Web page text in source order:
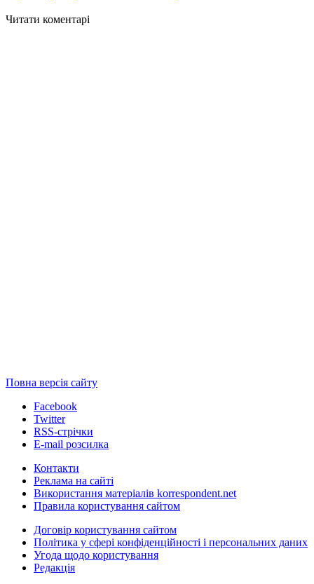
Читати коментарі
Повна версія сайту
Facebook
Twitter
RSS-стрічки
E-mail розсилка
Контакти
Реклама на сайті
Використання матеріалів korrespondent.net
Правила користування сайтом
Договір користування сайтом
Політика у сфері конфіденційності і персональних даних
Угода щодо користування
Редакція